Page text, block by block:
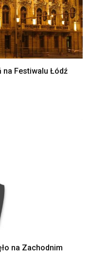
na Festiwalu Łódź
na Zachodnim